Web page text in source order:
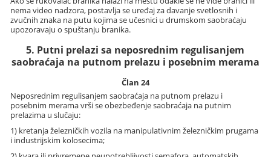
nema video nadzora, postavlja se uređaj za davanje svetlosnih i
zvučnih znaka na putu kojima se učesnici u drumskom saobraćaju
upozoravaju o spuštanju branika.
5. Putni prelazi sa neposrednim regulisanjem
saobraćaja na putnom prelazu i posebnim merama
Član 24
Neposrednim regulisanjem saobraćaja na putnom prelazu i
posebnim merama vrši se obezbeđenje saobraćaja na putnim
prelazima u slučaju:
1) kretanja železničkih vozila na manipulativnim železničkim prugama
i industrijskim kolosecima;